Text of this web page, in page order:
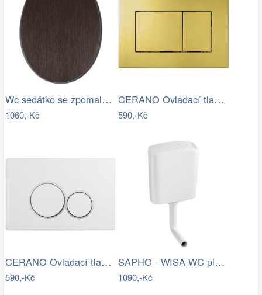
Wc sedátko se zpomalovacím mechanismem…
1060,-Kč
CERANO Ovladací tlačítko WC modulů Lite…
590,-Kč
CERANO Ovladací tlačítko WC modulů Lite…
590,-Kč
SAPHO - WISA WC plastová nádržka Start…
1090,-Kč